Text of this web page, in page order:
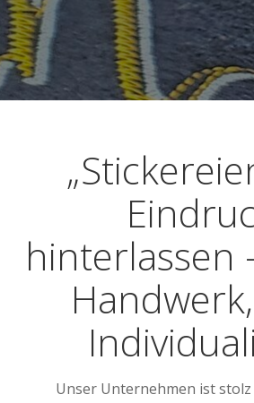
hinterlassen
Unser Unternehmen ist